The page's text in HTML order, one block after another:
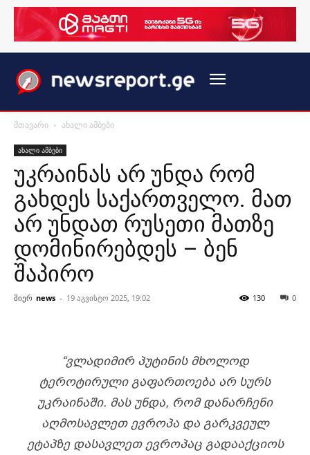
მთავარი ახალი ამბები
ახალი ამბები
უკრაინას არ უნდა რომ
გახდეს საქართველო. მათ
არ უნდათ რუსეთი მათზე
დომინირებდეს – ბენ
შაპირო
მიერ news - 19 აგვისტო 2025, 19:02 0
130
“ᲕᲚᲐᲓᲘᲛᲘᲠ ᲞᲣᲢᲘᲜᲘᲡ ᲛᲮᲝᲚᲝᲓ
ᲢᲔᲠᲝᲢᲘᲠᲣᲚᲘ ᲒᲐᲤᲐᲠᲗᲝᲔᲑᲐ ᲐᲠ ᲡᲣᲠᲡ
ᲣᲙᲠᲐᲘᲜᲐᲨᲘ. ᲛᲐᲡ ᲣᲜᲓᲐ, ᲠᲝᲛ ᲓᲐᲜᲐᲠᲩᲔᲜᲘ
ᲐᲦᲛᲝᲡᲐᲕᲚᲔᲗ ᲔᲕᲠᲝᲞᲐ ᲓᲐ ᲒᲐᲠᲙᲕᲔᲣᲚ
ᲔᲢᲐᲞᲖᲔ ᲓᲐᲡᲐᲕᲚᲔᲗ ᲔᲕᲠᲝᲞᲐᲪ ᲒᲐᲓᲐᲐᲥᲪᲘᲝᲡ